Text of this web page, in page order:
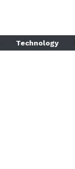
Technology